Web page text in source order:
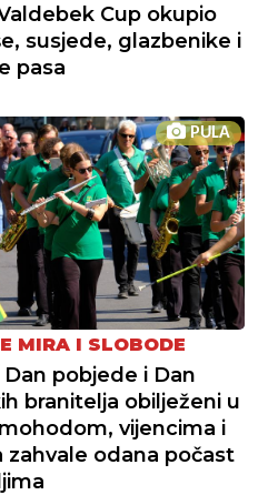
Cup okupio
susjede, glazbenike i
pasa
PULA
MIRA I SLOBODE
Dan pobjede i Dan
branitelja obilježeni u
vijencima i
zahvale odana počast